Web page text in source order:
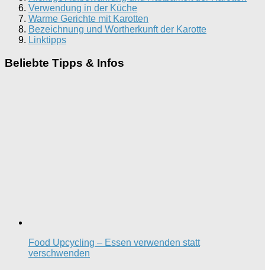
Verwendung in der Küche
Warme Gerichte mit Karotten
Bezeichnung und Wortherkunft der Karotte
Linktipps
Beliebte Tipps & Infos
Food Upcycling – Essen verwenden statt
verschwenden